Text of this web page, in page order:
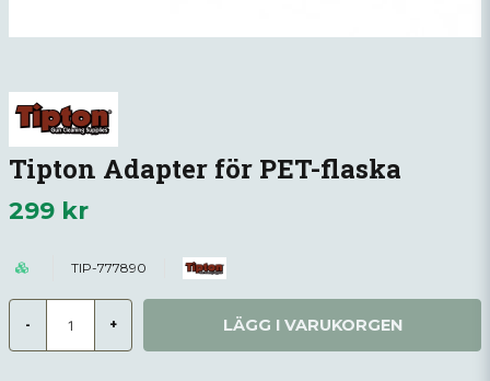
Tipton Adapter för PET-flaska
299 kr
TIP-777890
- + LÄGG I VARUKORGEN